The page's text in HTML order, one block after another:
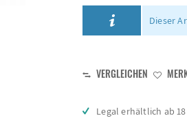
Dieser
VERGLEICHEN
Legal erhältlich ab